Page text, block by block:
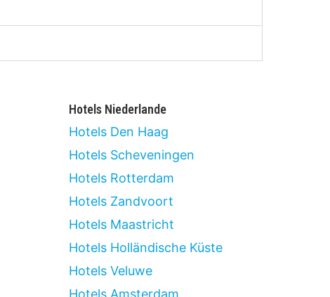
Hotels Niederlande
Hotels Den Haag
Hotels Scheveningen
Hotels Rotterdam
Hotels Zandvoort
Hotels Maastricht
Hotels Holländische Küste
Hotels Veluwe
Hotels Amsterdam